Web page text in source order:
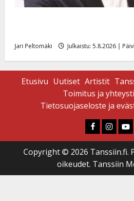
Jari Peltomäki Julkaistu: 5.8.2026 |
Etusivu Uutiset Artistit
Toimitus ja
Tietosuojaseloste ja
Faceboook
Copyright © 2026 Tanssiin.fi.
oikeudet. Tanssiin